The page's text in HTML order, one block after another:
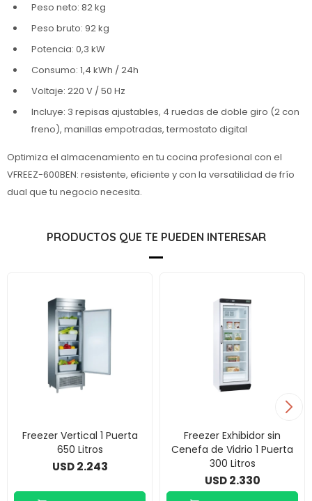
Peso neto: 82 kg
Peso bruto: 92 kg
Potencia: 0,3 kW
Consumo: 1,4 kWh / 24h
Voltaje: 220 V / 50 Hz
Incluye: 3 repisas ajustables, 4 ruedas de doble giro (2 con
freno), manillas empotradas, termostato digital
Optimiza el almacenamiento en tu cocina profesional con el
VFREEZ-600BEN: resistente, eficiente y con la versatilidad de frío
dual que tu negocio necesita.
PRODUCTOS QUE TE PUEDEN INTERESAR
Freezer Vertical 1 Puerta
650 Litros
USD 2.243
Freezer Exhibidor sin
Cenefa de Vidrio 1 Puerta
300 Litros
USD 2.330